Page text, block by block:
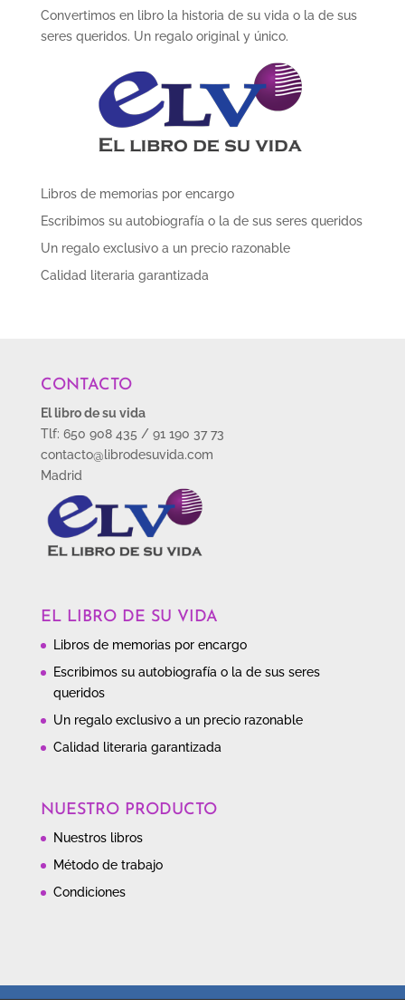
Convertimos en libro la historia de su vida o la de sus
seres queridos. Un regalo original y único.
Libros de memorias por encargo
Escribimos su autobiografía o la de sus seres queridos
Un regalo exclusivo a un precio razonable
Calidad literaria garantizada
CONTACTO
El libro de su vida
Tlf: 650 908 435 / 91 190 37 73
contacto@librodesuvida.com
Madrid
EL LIBRO DE SU VIDA
Libros de memorias por encargo
Escribimos su autobiografía o la de sus seres
queridos
Un regalo exclusivo a un precio razonable
Calidad literaria garantizada
NUESTRO PRODUCTO
Nuestros libros
Método de trabajo
Condiciones